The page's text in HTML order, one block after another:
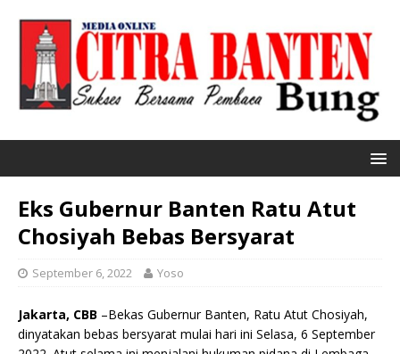
Eks Gubernur Banten Ratu Atut
Chosiyah Bebas Bersyarat
September 6, 2022 Yoso
Jakarta, CBB –Bekas Gubernur Banten, Ratu Atut Chosiyah,
dinyatakan bebas bersyarat mulai hari ini Selasa, 6 September